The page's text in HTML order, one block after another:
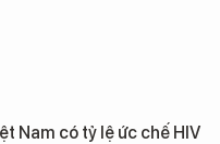
Nam có tỷ lệ ức chế HIV